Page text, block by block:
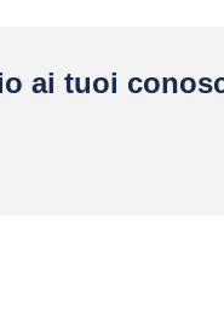
ai tuoi